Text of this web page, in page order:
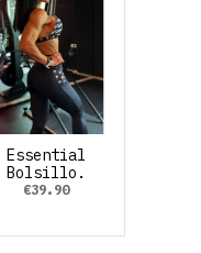
Essential
Bolsillo.
€39.90